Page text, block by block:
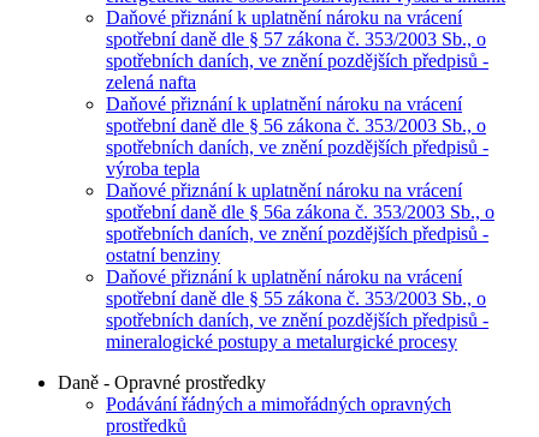
Daňové přiznání k uplatnění nároku na vrácení
spotřební daně dle § 57 zákona č. 353/2003 Sb., o
spotřebních daních, ve znění pozdějších předpisů -
zelená nafta
Daňové přiznání k uplatnění nároku na vrácení
spotřební daně dle § 56 zákona č. 353/2003 Sb., o
spotřebních daních, ve znění pozdějších předpisů -
výroba tepla
Daňové přiznání k uplatnění nároku na vrácení
spotřební daně dle § 56a zákona č. 353/2003 Sb., o
spotřebních daních, ve znění pozdějších předpisů -
ostatní benziny
Daňové přiznání k uplatnění nároku na vrácení
spotřební daně dle § 55 zákona č. 353/2003 Sb., o
spotřebních daních, ve znění pozdějších předpisů -
mineralogické postupy a metalurgické procesy
Daně - Opravné prostředky
Podávání řádných a mimořádných opravných
prostředků